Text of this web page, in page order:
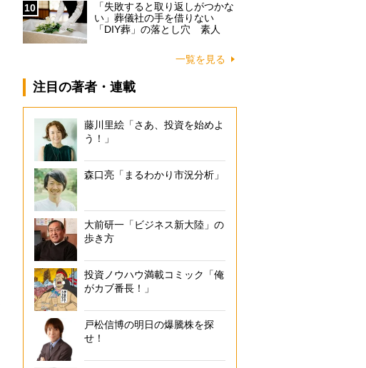
10
「失敗すると取り返しがつかな
い」葬儀社の手を借りない
「DIY葬」の落とし穴 素人
一覧を見る
注目の著者・連載
藤川里絵「さあ、投資を始めよ
う！」
森口亮「まるわかり市況分析」
大前研一「ビジネス新大陸」の
歩き方
投資ノウハウ満載コミック「俺
がカブ番長！」
戸松信博の明日の爆騰株を探
せ！